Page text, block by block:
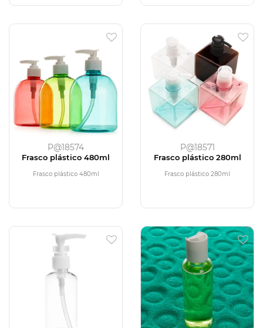
P@18574
Frasco plástico 480ml
Frasco plástico 480ml
P@18571
Frasco plástico 280ml
Frasco plástico 280ml